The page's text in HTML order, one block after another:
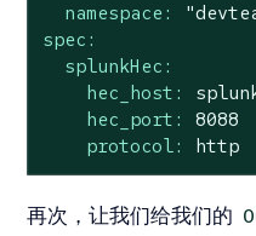
namespace:
spec:
splunkHec:
hec_host:
hec_port:
8088
protocol:
http
再次，让我们给我们的